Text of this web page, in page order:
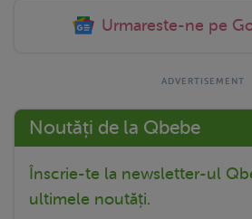
Urmareste-ne pe
Noutăți de la Qbebe
Înscrie-te la newsletter-ul
ultimele noutăți.